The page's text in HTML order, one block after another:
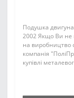
Подушка
2002 Якщо Ви не
на виробництво
компанія
купівлі